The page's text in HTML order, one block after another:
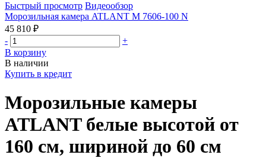
Быстрый просмотр Видеообзор
Морозильная камера ATLANT М 7606-100 N
45 810 ₽
-
+
В корзину
В наличии
Купить в кредит
Морозильные камеры
ATLANT белые высотой от
160 см, шириной до 60 см